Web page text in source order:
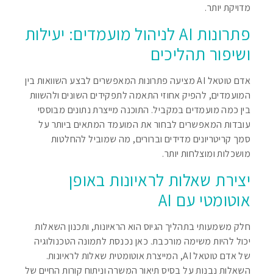
מדויקת יותר.
פתרונות AI לניהול מועמדים: יעילות
ושיפור תהליכים
אדם טוטאל AI מציעה פתרונות המאפשרים לבצע השוואות בין
המועמדים, להפיק אחוזי התאמה לתפקידים השונים ולהשוות
בין כמה מועמדים במקביל. התוכנה מייצרת נתונים מבוססי
עובדות המאפשרים לבחור את המועמד המתאים ביותר על
סמך קריטריונים מדידים וברורים, מה שמוביל להחלטות
מושכלות ומוצלחות יותר.
יצירת שאלות לראיונות באופן
אוטומטי עם AI
חלק משמעותי בתהליך הגיוס הוא הראיונות, ותכנון השאלות
יכול להיות משימה מורכבת. כאן נכנסת לתמונה הטכנולוגיה
של אדם טוטאל AI, המייצרת אוטומטית שאלות לראיונות.
השאלות נבנות על בסיס תיאור המשרה וניתוח קורות החיים של